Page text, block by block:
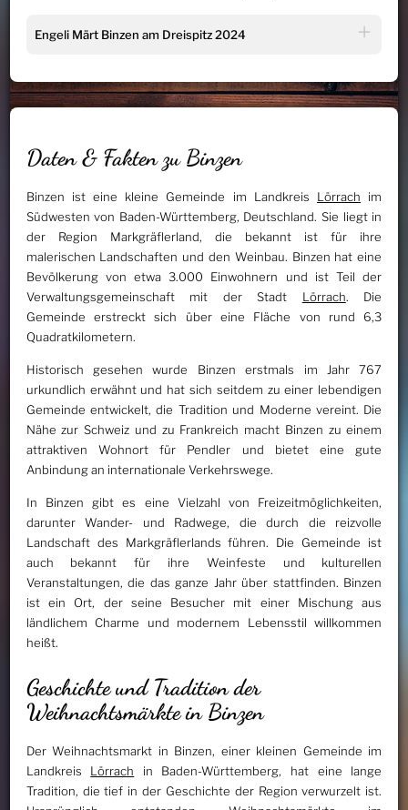
Engeli Märt Binzen am Dreispitz 2024
Daten & Fakten zu Binzen
Binzen ist eine kleine Gemeinde im Landkreis Lörrach im
Südwesten von Baden-Württemberg, Deutschland. Sie liegt in
der Region Markgräflerland, die bekannt ist für ihre
malerischen Landschaften und den Weinbau. Binzen hat eine
Bevölkerung von etwa 3.000 Einwohnern und ist Teil der
Verwaltungsgemeinschaft mit der Stadt Lörrach. Die
Gemeinde erstreckt sich über eine Fläche von rund 6,3
Quadratkilometern.
Historisch gesehen wurde Binzen erstmals im Jahr 767
urkundlich erwähnt und hat sich seitdem zu einer lebendigen
Gemeinde entwickelt, die Tradition und Moderne vereint. Die
Nähe zur Schweiz und zu Frankreich macht Binzen zu einem
attraktiven Wohnort für Pendler und bietet eine gute
Anbindung an internationale Verkehrswege.
In Binzen gibt es eine Vielzahl von Freizeitmöglichkeiten,
darunter Wander- und Radwege, die durch die reizvolle
Landschaft des Markgräflerlands führen. Die Gemeinde ist
auch bekannt für ihre Weinfeste und kulturellen
Veranstaltungen, die das ganze Jahr über stattfinden. Binzen
ist ein Ort, der seine Besucher mit einer Mischung aus
ländlichem Charme und modernem Lebensstil willkommen
heißt.
Geschichte und Tradition der
Weihnachtsmärkte in Binzen
Der Weihnachtsmarkt in Binzen, einer kleinen Gemeinde im
Landkreis Lörrach in Baden-Württemberg, hat eine lange
Tradition, die tief in der Geschichte der Region verwurzelt ist.